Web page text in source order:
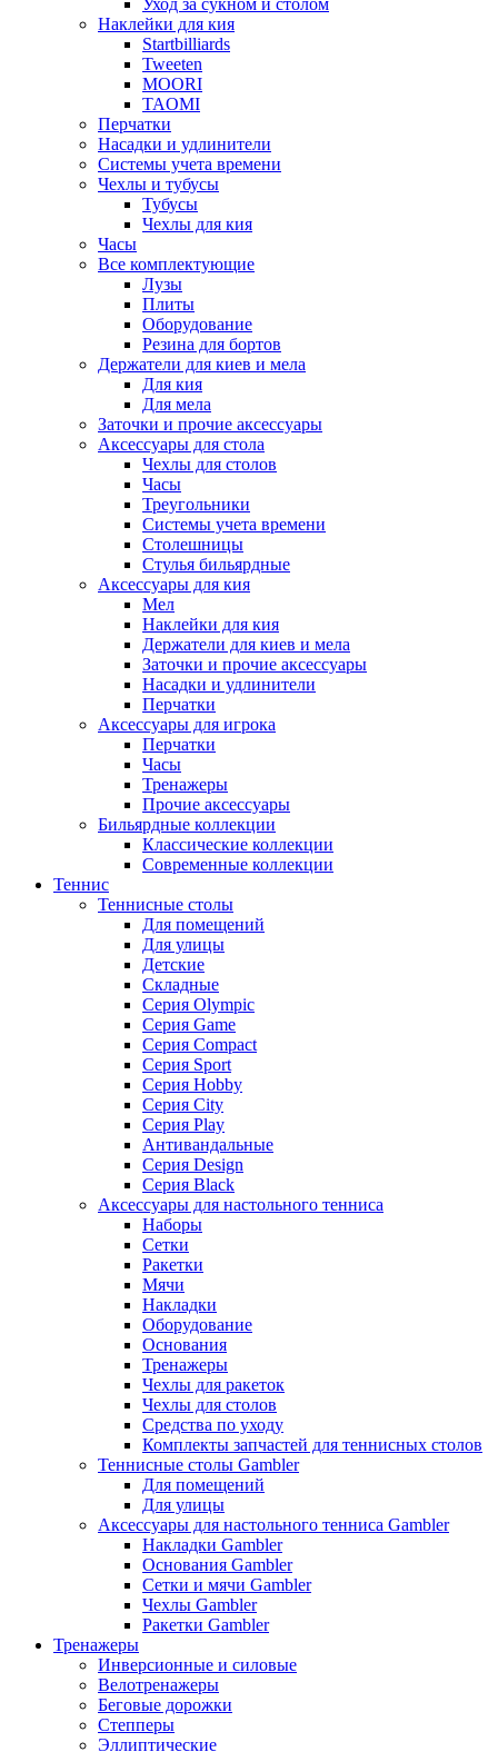
Уход за сукном и столом
Наклейки для кия
Startbilliards
Tweeten
MOORI
TAOMI
Перчатки
Насадки и удлинители
Системы учета времени
Чехлы и тубусы
Тубусы
Чехлы для кия
Часы
Все комплектующие
Лузы
Плиты
Оборудование
Резина для бортов
Держатели для киев и мела
Для кия
Для мела
Заточки и прочие аксессуары
Аксессуары для стола
Чехлы для столов
Часы
Треугольники
Системы учета времени
Столешницы
Стулья бильярдные
Аксессуары для кия
Мел
Наклейки для кия
Держатели для киев и мела
Заточки и прочие аксессуары
Насадки и удлинители
Перчатки
Аксессуары для игрока
Перчатки
Часы
Тренажеры
Прочие аксессуары
Бильярдные коллекции
Классические коллекции
Современные коллекции
Теннис
Теннисные столы
Для помещений
Для улицы
Детские
Складные
Серия Olympic
Серия Game
Серия Compact
Серия Sport
Серия Hobby
Серия City
Серия Play
Антивандальные
Серия Design
Серия Black
Аксессуары для настольного тенниса
Наборы
Сетки
Ракетки
Мячи
Накладки
Оборудование
Основания
Тренажеры
Чехлы для ракеток
Чехлы для столов
Средства по уходу
Комплекты запчастей для теннисных столов
Теннисные столы Gambler
Для помещений
Для улицы
Аксессуары для настольного тенниса Gambler
Накладки Gambler
Основания Gambler
Сетки и мячи Gambler
Чехлы Gambler
Ракетки Gambler
Тренажеры
Инверсионные и силовые
Велотренажеры
Беговые дорожки
Степперы
Эллиптические